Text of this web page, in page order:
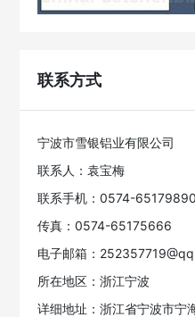
联系方式
宁波市雪银铝业有限公司
联系人：袁宝梅
联系手机：0574-
传真：0574-65175666
电子邮箱：
所在地区：浙江宁波
详细地址：浙江省宁波市宁